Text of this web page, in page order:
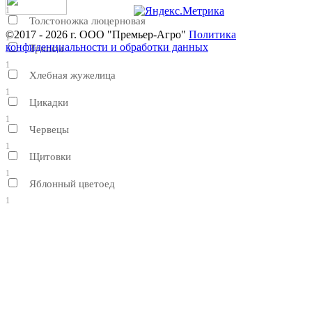
1
Толстоножка люцерновая
1
Трипсы
1
Хлебная жужелица
1
Цикадки
1
Червецы
1
Щитовки
1
Яблонный цветоед
1
©2017 - 2026 г. ООО "Премьер-Агро" Политика
конфиденциальности и обработки данных